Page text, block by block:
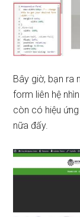
Bây giờ, bạn ra
form liên hệ
còn có hiệu
nữa đấy.